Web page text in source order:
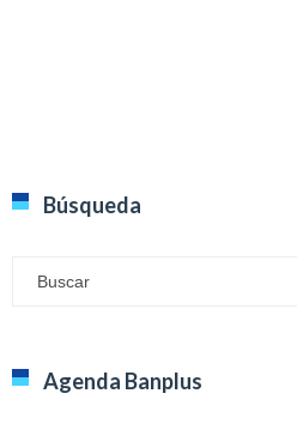
Búsqueda
Agenda Banplus